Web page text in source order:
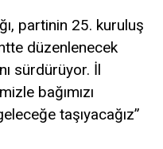
partinin 25. kuruluş
düzenlenecek
sürdürüyor. İl
bağımızı
taşıyacağız”